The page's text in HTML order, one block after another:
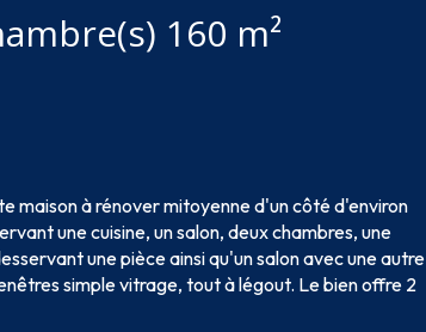
Maison 8 pièce(s) 4 chambre(s) 160 m²
maison à rénover mitoyenne d'un côté d'environ
une cuisine, un salon, deux chambres, une
une pièce ainsi qu'un salon avec une autre
simple vitrage, tout à légout. Le bien offre 2